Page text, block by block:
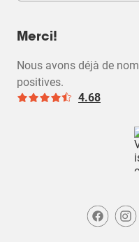
Merci!
Nous avons déjà de
positives.
4.68